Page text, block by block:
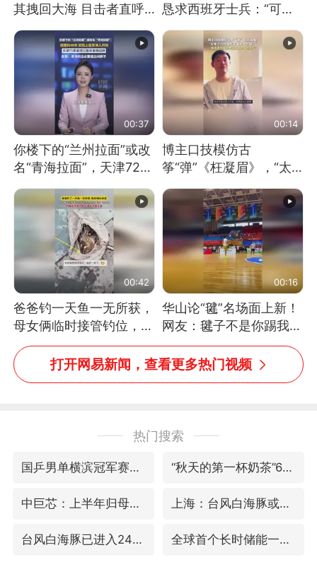
其拽回大海 目击者直呼
消息）
恳求西班牙士兵：“可不
00:37
你楼下的“兰州拉面”或改
名“青海拉面”，天津72家
00:14
博主口技模仿古
筝“弹”《枉凝眉》，“太
吗？”“或将成为首位考级
不带古筝的选手。”（来
源：新华每日电讯）
00:42
爸爸钓一天鱼一无所获，
母女俩临时接管钓位，用
玩具鱼竿钓上大鱼
00:16
华山论“毽”名场面上新！
网友：毽子不是你踢我
捡，我踢你捡吗
打开网易新闻，查看更多热门视频
热门搜索
国乒男单横滨冠军赛全军覆没 “秋天的第一杯奶茶”6岁了
中巨芯：上半年归母净利润1405.77万元 上海：台风白海豚或将带来龙卷风
台风白海豚已进入24小时警戒线 全球首个长时储能一体化产业园量产